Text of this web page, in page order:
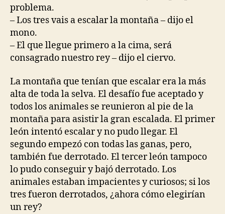
problema.
– Los tres vais a escalar la montaña – dijo el
mono.
– El que llegue primero a la cima, será
consagrado nuestro rey – dijo el ciervo.
La montaña que tenían que escalar era la más
alta de toda la selva. El desafío fue aceptado y
todos los animales se reunieron al pie de la
montaña para asistir la gran escalada. El primer
león intentó escalar y no pudo llegar. El
segundo empezó con todas las ganas, pero,
también fue derrotado. El tercer león tampoco
lo pudo conseguir y bajó derrotado. Los
animales estaban impacientes y curiosos; si los
tres fueron derrotados, ¿ahora cómo elegirían
un rey?